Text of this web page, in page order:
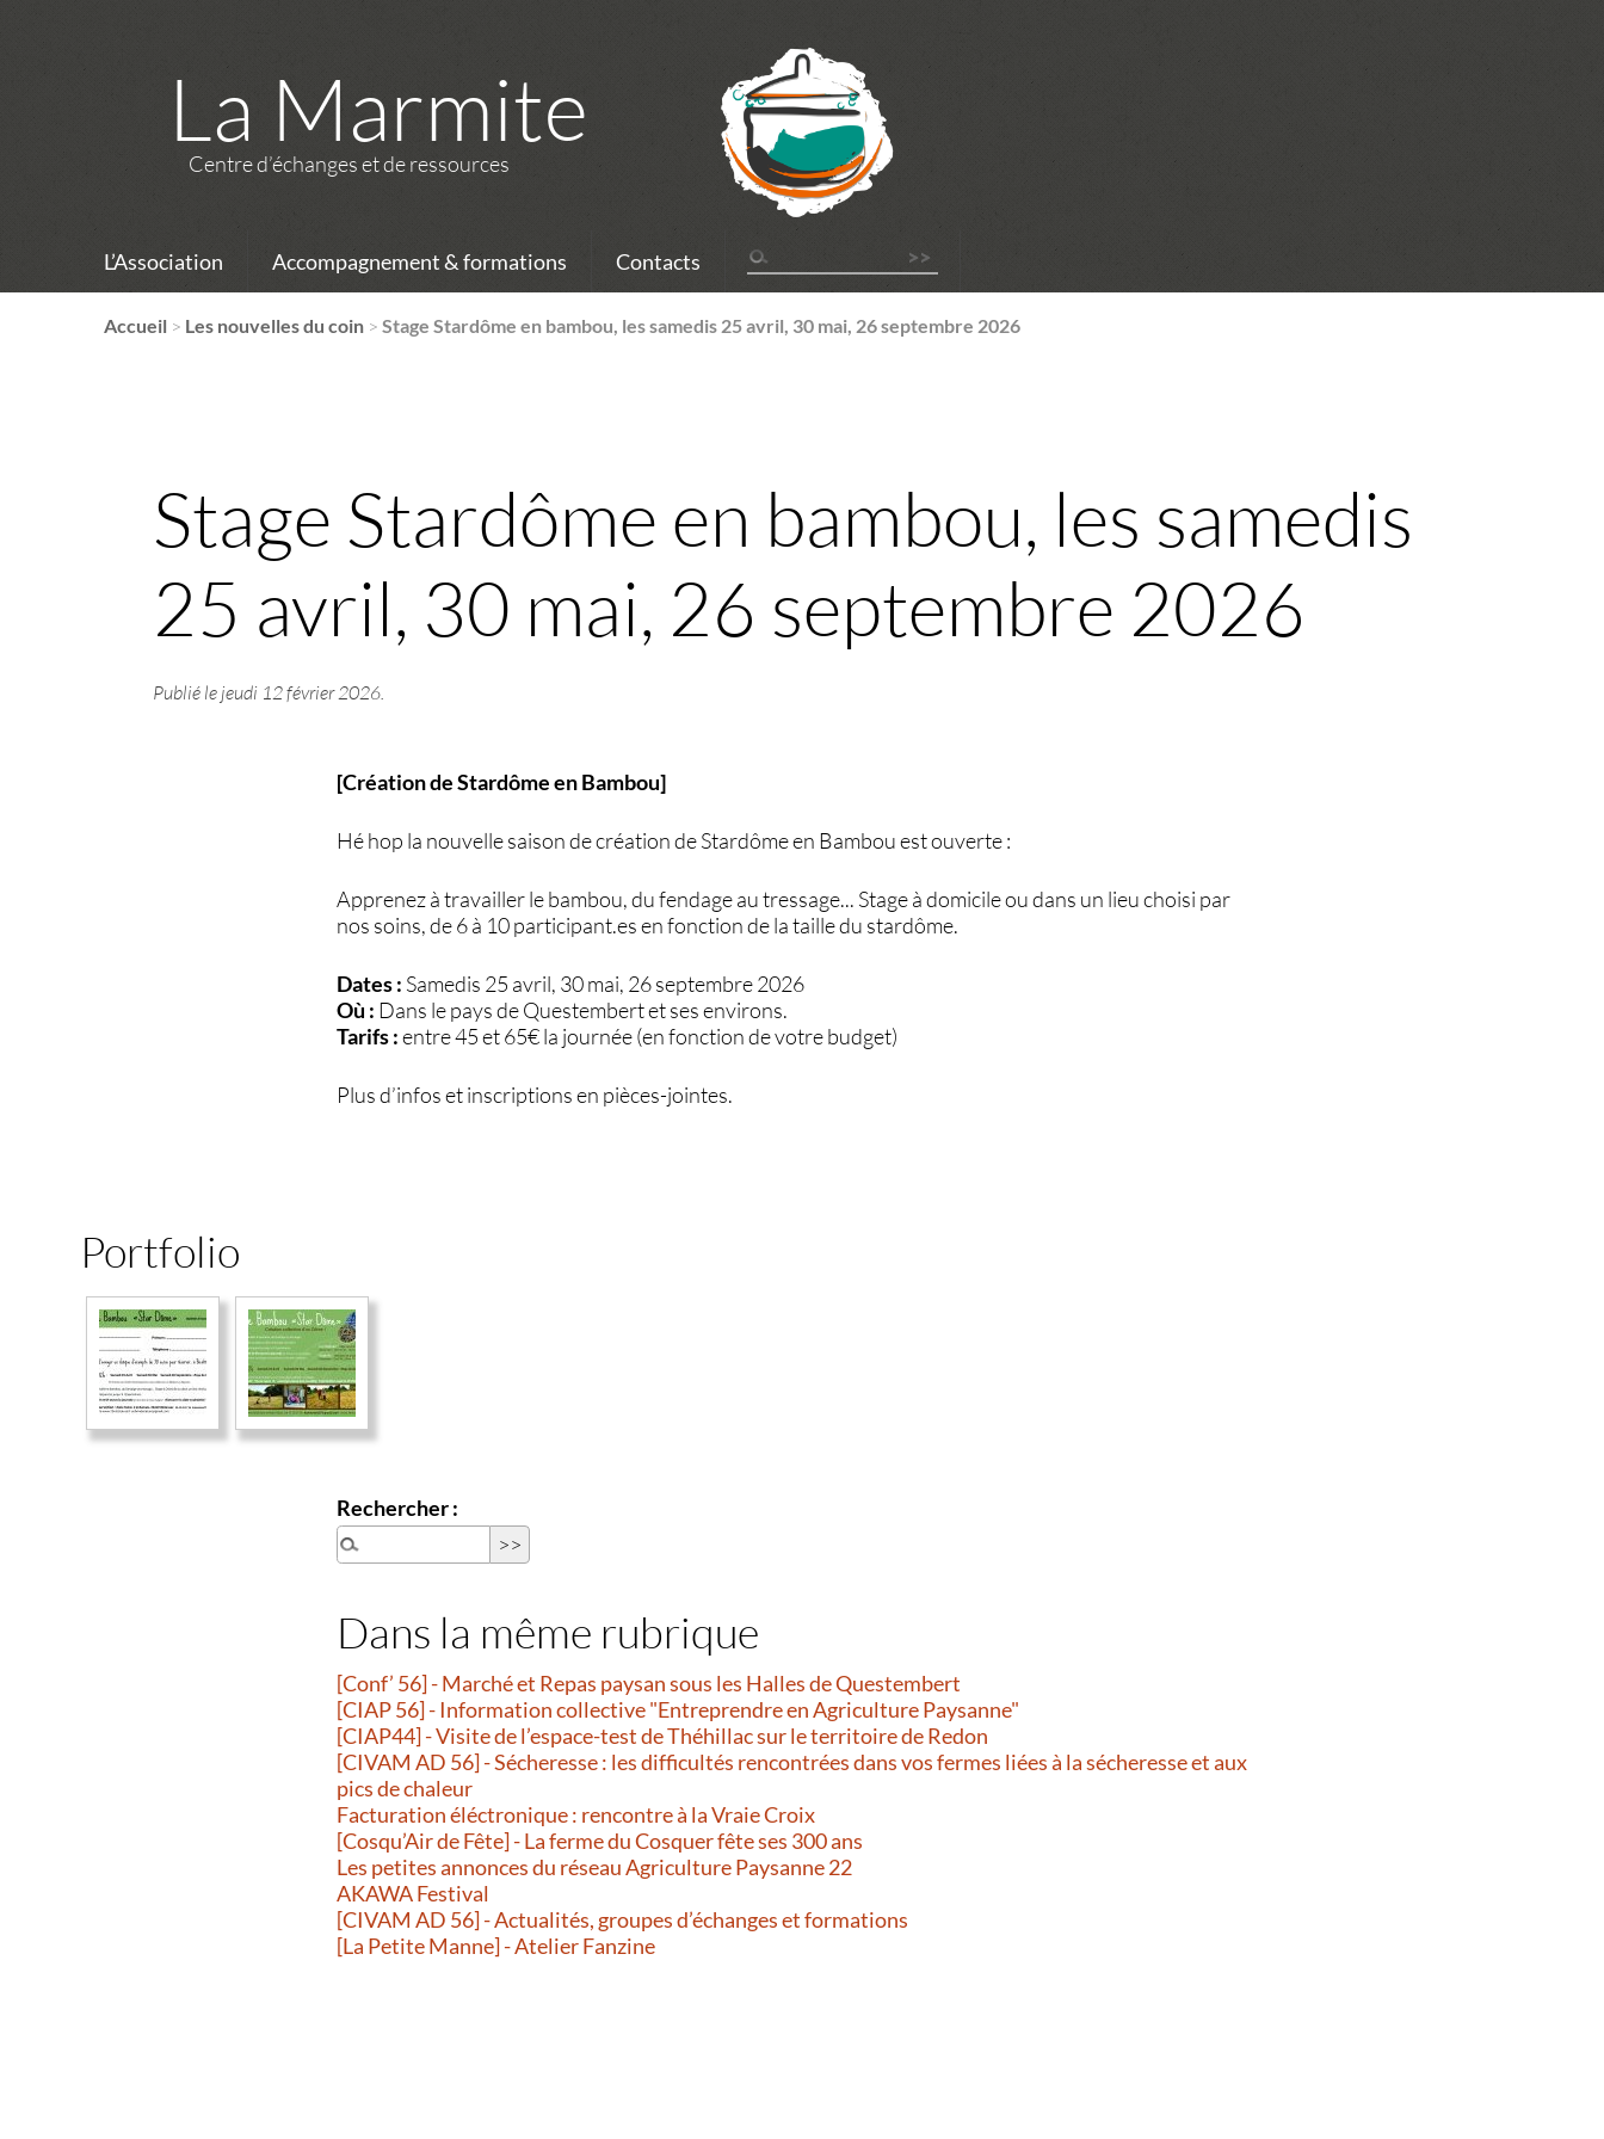
La Marmite
Centre d’échanges et de ressources
L’Association Accompagnement & formations Contacts
Accueil > Les nouvelles du coin >Stage Stardôme en bambou, les samedis 25 avril, 30 mai, 26 septembre 2026
Stage Stardôme en bambou, les samedis
25 avril, 30 mai, 26 septembre 2026
Publié le jeudi 12 février 2026.
[Création de Stardôme en Bambou]
Hé hop la nouvelle saison de création de Stardôme en Bambou est ouverte :
Apprenez à travailler le bambou, du fendage au tressage... Stage à domicile ou dans un lieu choisi par
nos soins, de 6 à 10 participant.es en fonction de la taille du stardôme.
Dates : Samedis 25 avril, 30 mai, 26 septembre 2026
Où : Dans le pays de Questembert et ses environs.
Tarifs :entre 45 et 65€ la journée (en fonction de votre budget)
Plus d’infos et inscriptions en pièces-jointes.
Portfolio
Rechercher :
Dans la même rubrique
[Conf’ 56] - Marché et Repas paysan sous les Halles de Questembert
[CIAP 56] - Information collective "Entreprendre en Agriculture Paysanne"
[CIAP44] - Visite de l’espace-test de Théhillac sur le territoire de Redon
[CIVAM AD 56] - Sécheresse : les difficultés rencontrées dans vos fermes liées à la sécheresse et aux
pics de chaleur
Facturation éléctronique : rencontre à la Vraie Croix
[Cosqu’Air de Fête] - La ferme du Cosquer fête ses 300 ans
Les petites annonces du réseau Agriculture Paysanne 22
AKAWA Festival
[CIVAM AD 56] - Actualités, groupes d’échanges et formations
[La Petite Manne] - Atelier Fanzine